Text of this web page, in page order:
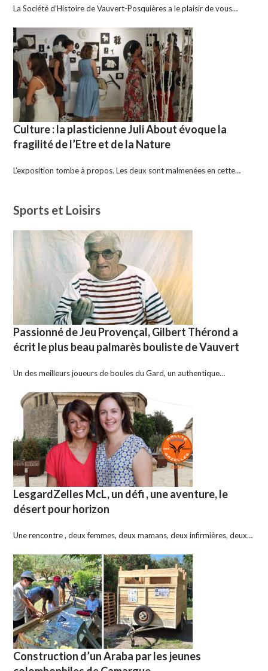
La Société d’Histoire de Vauvert-Posquières a le plaisir de vous…
Culture : la plasticienne Juli About évoque la
fragilité de l’Etre et de la Nature
L’exposition tombe à propos. Les deux sont malmenées en cette…
Sports et Loisirs
Passionné de Jeu Provençal, Gilbert Thérond a
écrit le plus beau palmarès bouliste de Vauvert
Un des meilleurs joueurs de boules du Gard, un authentique…
LesgardZelles McL, un défi , une aventure, le
désert pour horizon
Une rencontre , deux femmes, deux mamans, deux infirmières, deux…
Construction d’un Araba par les jeunes